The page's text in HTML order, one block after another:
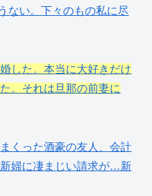
ない。下々のもの私に尽
した。本当に大好きだけ
。それは旦那の前妻に
くった酒豪の友人、会計
婦に凄まじい請求が…新